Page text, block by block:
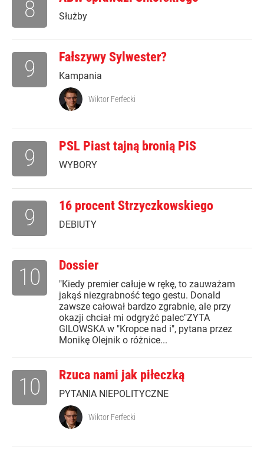
Służby
8
Fałszywy Sylwester?
Kampania
9
Wiktor Ferfecki
PSL Piast tajną bronią PiS
WYBORY
9
16 procent Strzyczkowskiego
DEBIUTY
9
Dossier
"Kiedy premier całuje w rękę, to zauważam
jakąś niezgrabność tego gestu. Donald
zawsze całował bardzo zgrabnie, ale przy
okazji chciał mi odgryźć palec"ZYTA
GILOWSKA w "Kropce nad i", pytana przez
Monikę Olejnik o różnice...
10
Rzuca nami jak piłeczką
PYTANIA NIEPOLITYCZNE
10
Wiktor Ferfecki